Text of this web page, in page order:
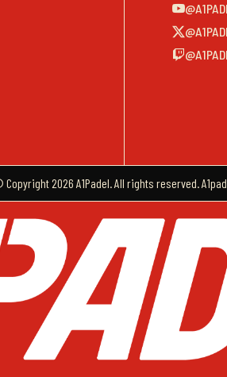
2026 A1Padel. All rights reserved.